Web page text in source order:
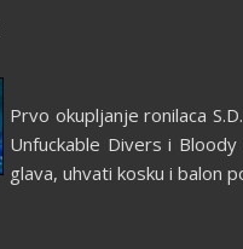
Prvo okupljanje ronilaca
Unfuckable Divers i
glava, uhvati kosku i balon